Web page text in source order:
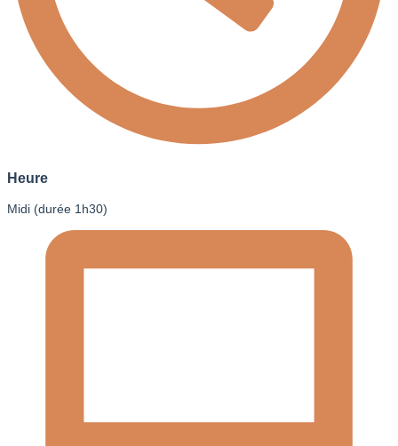
Heure
Midi (durée 1h30)